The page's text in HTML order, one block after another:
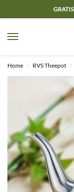
Home / RVS Theepot /